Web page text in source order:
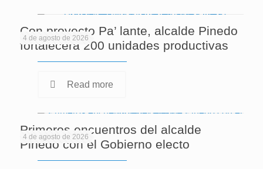
4 de agosto de 2026
Con proyecto Pa’ lante, alcalde Pinedo
fortalecerá 200 unidades productivas
Read more
4 de agosto de 2026
Primeros encuentros del alcalde
Pinedo con el Gobierno electo